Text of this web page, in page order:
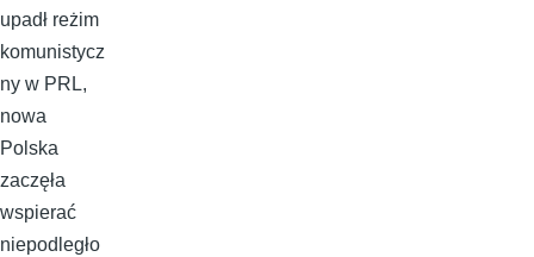
upadł reżim
komunistycz
ny w PRL,
nowa
Polska
zaczęła
wspierać
niepodległo